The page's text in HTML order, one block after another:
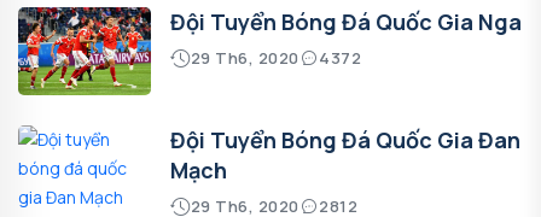
Đội Tuyển Bóng Đá Quốc Gia Nga
29 Th6, 2020 4372
Đội Tuyển Bóng Đá Quốc Gia Đan
Mạch
29 Th6, 2020 2812